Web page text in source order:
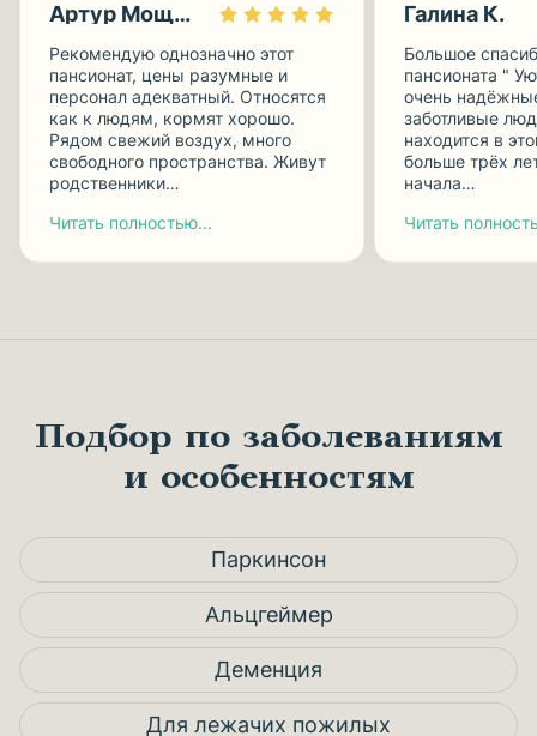
Артур Мощницкий
Рекомендую однозначно этот
пансионат, цены разумные и
персонал адекватный. Относятся
как к людям, кормят хорошо.
Рядом свежий воздух, много
свободного пространства. Живут
родственники…
Читать полностью...
Галина К.
Большое
пансионата "
очень
заботливые
находится в
больше трёх
начала…
Читать
Подбор по заболеваниям
и особенностям
Паркинсон
Альцгеймер
Деменция
Для лежачих пожилых